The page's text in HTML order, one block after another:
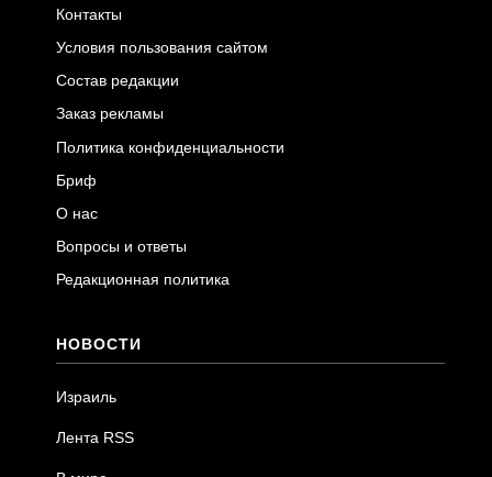
Контакты
Условия пользования сайтом
Состав редакции
Заказ рекламы
Политика конфиденциальности
Бриф
О нас
Вопросы и ответы
Редакционная политика
НОВОСТИ
Израиль
Лента RSS